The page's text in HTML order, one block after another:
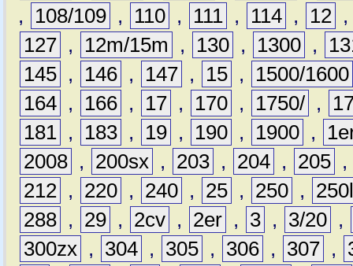
,
108/109 , 110 , 111 , 114 , 12
127 , 12m/15m , 130 , 1300 ,
145 , 146 , 147 , 15 ,
1500/1600
164 , 166 , 17 , 170 , 1750/ ,
181 , 183 , 19 , 190 , 1900 ,
2008 , 200sx , 203 , 204 , 205 ,
212 , 220 , 240 , 25 , 250 ,
288 , 29 , 2cv , 2er , 3 , 3/20 ,
300zx , 304 , 305 , 306 , 307 ,